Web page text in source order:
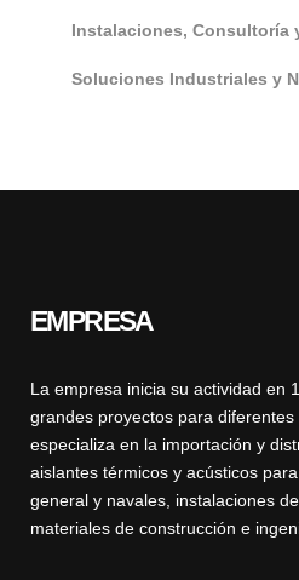
Instalaciones, Consultoría
Soluciones Industriales y
EMPRESA
La empresa inicia su actividad en
grandes proyectos para
especializa en la importación y
aislantes térmicos y acústicos
general y navales, instalaciones
materiales de construcción e